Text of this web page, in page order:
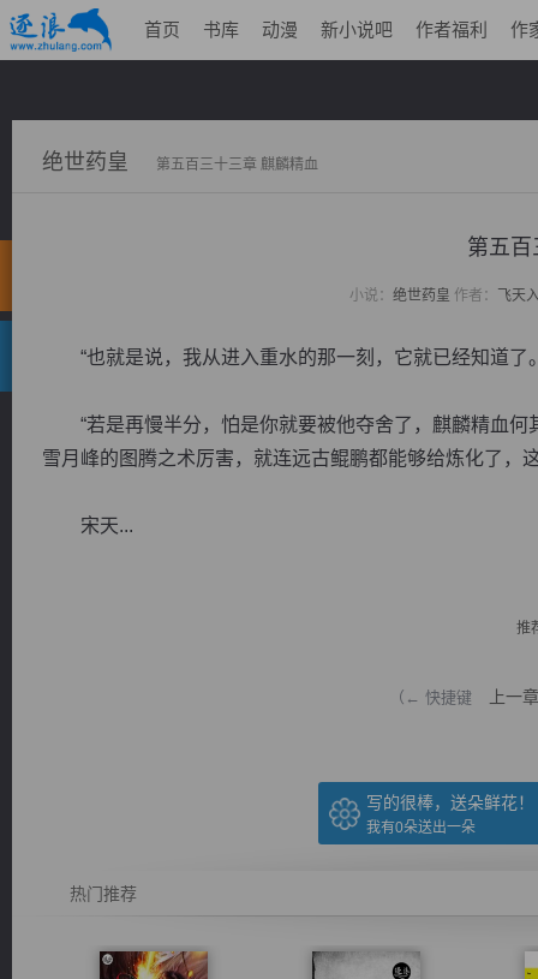
首页 书库 动漫 新小说吧 作者福利 作
绝世药皇 第五百三十三章 麒麟精血
第五百
小说： 绝世药皇 作者： 飞天
“也就是说，我从进入重水的那一刻，它就已经知道了
“若是再慢半分，怕是你就要被他夺舍了，麒麟精血何
雪月峰的图腾之术厉害，就连远古鲲鹏都能够给炼化了，
宋天...
推
（← 快捷键 上一章
写的很棒，送朵鲜花！
我有0朵送出一朵
热门推荐